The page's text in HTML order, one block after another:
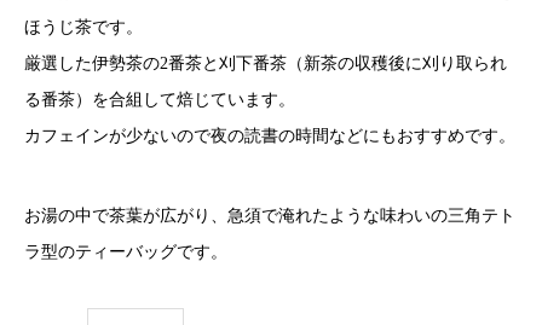
ほうじ茶です。
厳選した伊勢茶の2番茶と刈下番茶（新茶の収穫後に刈り取られ
る番茶）を合組して焙じています。
カフェインが少ないので夜の読書の時間などにもおすすめです。
お湯の中で茶葉が広がり、急須で淹れたような味わいの三角テト
ラ型のティーバッグです。